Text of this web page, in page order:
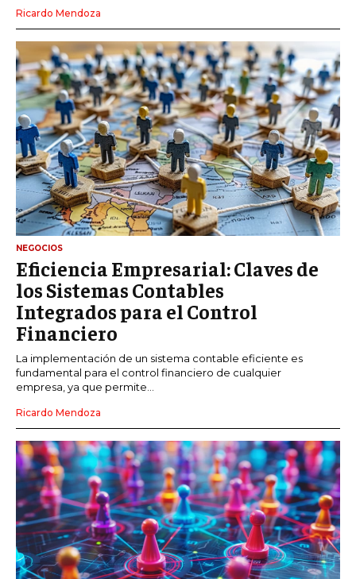
Ricardo Mendoza
NEGOCIOS
Eficiencia Empresarial: Claves de
los Sistemas Contables
Integrados para el Control
Financiero
La implementación de un sistema contable eficiente es
fundamental para el control financiero de cualquier
empresa, ya que permite...
Ricardo Mendoza